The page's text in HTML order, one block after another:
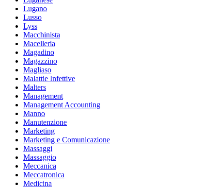
Lugano
Lusso
Lyss
Macchinista
Macelleria
Magadino
Magazzino
Magliaso
Malattie Infettive
Malters
Management
Management Accounting
Manno
Manutenzione
Marketing
Marketing e Comunicazione
Massaggi
Massaggio
Meccanica
Meccatronica
Medicina